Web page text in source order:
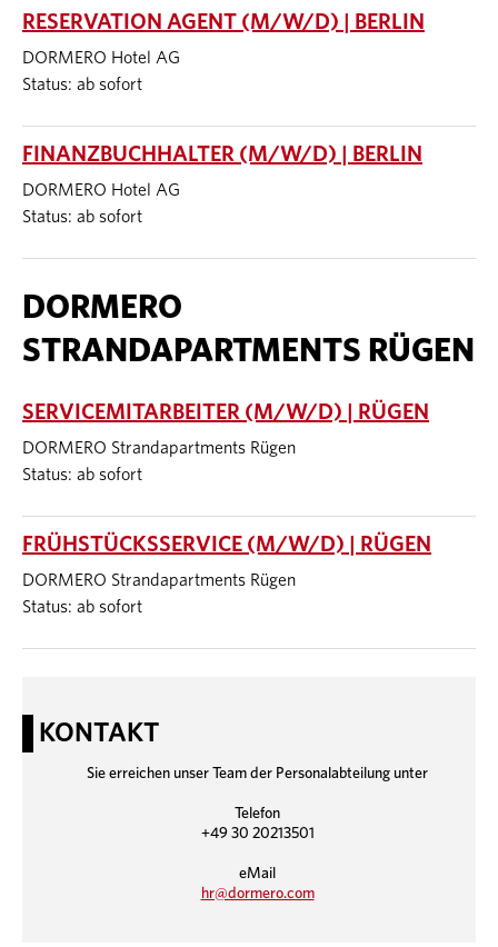
RESERVATION AGENT (M/W/D) | BERLIN
DORMERO Hotel AG
Status: ab sofort
FINANZBUCHHALTER (M/W/D) | BERLIN
DORMERO Hotel AG
Status: ab sofort
DORMERO
STRANDAPARTMENTS RÜGEN
SERVICEMITARBEITER (M/W/D) | RÜGEN
DORMERO Strandapartments Rügen
Status: ab sofort
FRÜHSTÜCKSSERVICE (M/W/D) | RÜGEN
DORMERO Strandapartments Rügen
Status: ab sofort
KONTAKT
Sie erreichen unser Team der Personalabteilung unter
Telefon
+49 30 20213501
eMail
hr@dormero.com